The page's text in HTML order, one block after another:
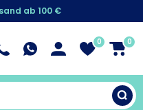
ab 100 €
0 0